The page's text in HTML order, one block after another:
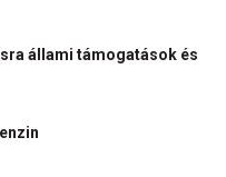
állami támogatások és